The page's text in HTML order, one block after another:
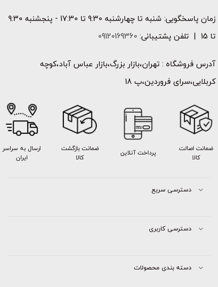
زمان پاسخگویی: شنبه تا چهارشنبه 9:30 تا 17:30 - پنجشنبه 9:30
تا 15 | تلفن پشتیبانی:
09120169360
آدرس فروشگاه : تهران،بازار بزرگ،بازار عباس آباد،کوچه
کربلایی،سرای فروردین،پ 18
ضمانت اصالت
کالا
پرداخت آنلاین
ضمانت بازگشت
کالا
ارسال به سراسر
ایران
دسترسی سریع
دسترسی کاربری
دسته بندی محصولات